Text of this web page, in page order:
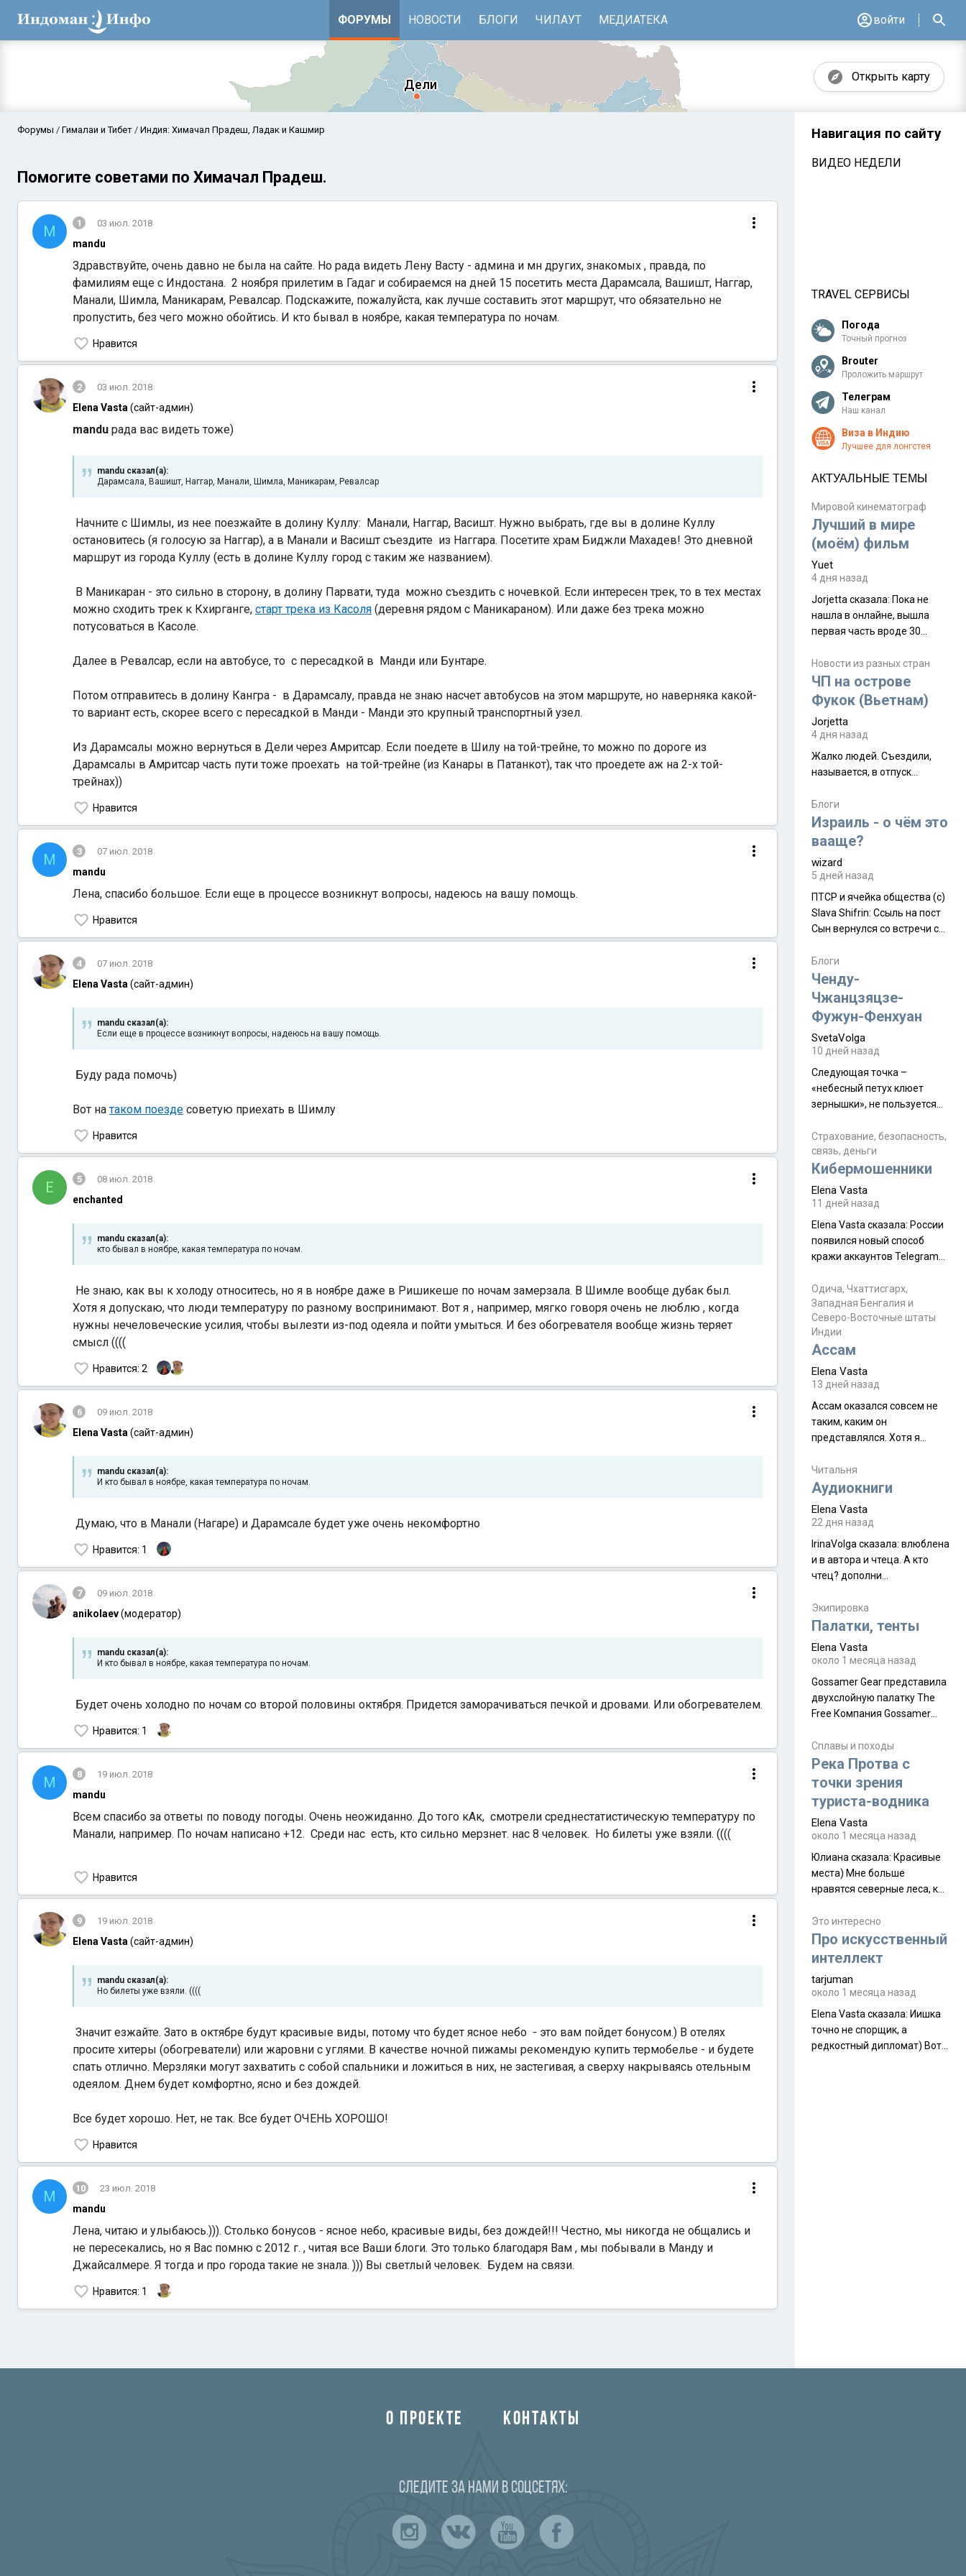
ФОРУМЫ НОВОСТИ БЛОГИ ЧИЛАУТ МЕДИАТЕКА войти
Открыть карту
Аравийское море Бенгальский залив
Форумы Гималаи и Тибет Индия: Химачал Прадеш, Ладак и Кашмир
Помогите советами по Химачал Прадеш.
M 1 03 июл. 2018
mandu
Здравствуйте, очень давно не была на сайте. Но рада видеть Лену Васту - админа и мн других, знакомых , правда, по
фамилиям еще с Индостана. 2 ноября прилетим в Гадаг и собираемся на дней 15 посетить места Дарамсала, Вашишт, Наггар,
Манали, Шимла, Маникарам, Ревалсар. Подскажите, пожалуйста, как лучше составить этот маршрут, что обязательно не
пропустить, без чего можно обойтись. И кто бывал в ноябре, какая температура по ночам.
Нравится
2 03 июл. 2018
Elena Vasta (сайт-админ)
mandu рада вас видеть тоже)
mandu сказал(а):
Дарамсала, Вашишт, Наггар, Манали, Шимла, Маникарам, Ревалсар
Начните с Шимлы, из нее поезжайте в долину Куллу: Манали, Наггар, Васишт. Нужно выбрать, где вы в долине Куллу
остановитесь (я голосую за Наггар), а в Манали и Васишт съездите из Наггара. Посетите храм Биджли Махадев! Это дневной
маршрут из города Куллу (есть в долине Куллу город с таким же названием).
В Маникаран - это сильно в сторону, в долину Парвати, туда можно съездить с ночевкой. Если интересен трек, то в тех местах
можно сходить трек к Кхирганге, старт трека из Касоля (деревня рядом с Маникараном). Или даже без трека можно
потусоваться в Касоле.
Далее в Ревалсар, если на автобусе, то с пересадкой в Манди или Бунтаре.
Потом отправитесь в долину Кангра - в Дарамсалу, правда не знаю насчет автобусов на этом маршруте, но наверняка какой-
то вариант есть, скорее всего с пересадкой в Манди - Манди это крупный транспортный узел.
Из Дарамсалы можно вернуться в Дели через Амритсар. Если поедете в Шилу на той-трейне, то можно по дороге из
Дарамсалы в Амритсар часть пути тоже проехать на той-трейне (из Канары в Патанкот), так что проедете аж на 2-х той-
трейнах))
Нравится
M 3 07 июл. 2018
mandu
Лена, спасибо большое. Если еще в процессе возникнут вопросы, надеюсь на вашу помощь.
Нравится
4 07 июл. 2018
Elena Vasta (сайт-админ)
mandu сказал(а):
Если еще в процессе возникнут вопросы, надеюсь на вашу помощь.
Буду рада помочь)
Вот натаком поезде советую приехать в Шимлу
Нравится
E 5 08 июл. 2018
enchanted
mandu сказал(а):
кто бывал в ноябре, какая температура по ночам.
Не знаю, как вы к холоду относитесь, но я в ноябре даже в Ришикеше по ночам замерзала. В Шимле вообще дубак был.
Хотя я допускаю, что люди температуру по разному воспринимают. Вот я , например, мягко говоря очень не люблю , когда
нужны нечеловеческие усилия, чтобы вылезти из-под одеяла и пойти умыться. И без обогревателя вообще жизнь теряет
смысл ((((
Нравится: 2
6 09 июл. 2018
Elena Vasta (сайт-админ)
mandu сказал(а):
И кто бывал в ноябре, какая температура по ночам.
Думаю, что в Манали (Нагаре) и Дарамсале будет уже очень некомфортно
Нравится: 1
7 09 июл. 2018
anikolaev(модератор)
mandu сказал(а):
И кто бывал в ноябре, какая температура по ночам.
Будет очень холодно по ночам со второй половины октября. Придется заморачиваться печкой и дровами. Или обогревателем.
Нравится: 1
M 8 19 июл. 2018
mandu
Всем спасибо за ответы по поводу погоды. Очень неожиданно. До того кАк, смотрели среднестатистическую температуру по
Манали, например. По ночам написано +12. Среди нас есть, кто сильно мерзнет. нас 8 человек. Но билеты уже взяли. ((((
Нравится
9 19 июл. 2018
Elena Vasta (сайт-админ)
mandu сказал(а):
Но билеты уже взяли. ((((
Значит езжайте. Зато в октябре будут красивые виды, потому что будет ясное небо - это вам пойдет бонусом.) В отелях
просите хитеры (обогреватели) или жаровни с углями. В качестве ночной пижамы рекомендую купить термобелье - и будете
спать отлично. Мерзляки могут захватить с собой спальники и ложиться в них, не застегивая, а сверху накрываясь отельным
одеялом. Днем будет комфортно, ясно и без дождей.
Все будет хорошо. Нет, не так. Все будет ОЧЕНЬ ХОРОШО!
Нравится
M 10 23 июл. 2018
mandu
Лена, читаю и улыбаюсь.))). Столько бонусов - ясное небо, красивые виды, без дождей!!! Честно, мы никогда не общались и
не пересекались, но я Вас помню с 2012 г. , читая все Ваши блоги. Это только благодаря Вам , мы побывали в Манду и
Джайсалмере. Я тогда и про города такие не знала. ))) Вы светлый человек. Будем на связи.
Нравится: 1
Навигация по сайту
ВИДЕО НЕДЕЛИ
TRAVEL СЕРВИСЫ
Погода
Точный прогноз
Brouter
Проложить маршрут
Телеграм
Наш канал
Виза в Индию
Лучшее для лонгстея
АКТУАЛЬНЫЕ ТЕМЫ
Мировой кинематограф
Лучший в мире
(моём) фильм
Yuet
4 дня назад
Jorjetta сказалa: Пока не
нашла в онлайне, вышла
первая часть вроде 30
Дивали 8 ноября.
Новости из разных стран
ЧП на острове
Фукок (Вьетнам)
Jorjetta
4 дня назад
Жалко людей. Съездили,
называется, в отпуск...
Блоги
Израиль - о чём это
вааще?
wizard
5 дней назад
ПТСР и ячейка общества (с)
Slava Shifrin: Ссыль на пост
Сын вернулся со встречи с
уже, как демобилизовались,
а продолжают встречаться
почти каждую неделю) и с
порога сообщил: "Эйтан
разводится!" Эйтан -
мальчик из религиозной
семьи, из тех, кого называют
"вязаные кипы". С 2022-го
Блоги
Ченду-
Чжанцзяцзе-
Фужун-Фенхуан
SvetaVolga
10 дней назад
Следующая точка –
«небесный петух клюет
зернышки», не пользуется
заслужено, и чтобы попасть
на начало тропы показали
водителю карту, иначе
Пошли туда, потому что я
отзывов. По мне – сплошная
физуха, долгий спуск, потом
подъем по этому же пути.
Пока
Страхование, безопасность,
связь, деньги
Кибермошенники
Elena Vasta
11 дней назад
Elena Vasta сказалa: России
появился новый способ
кражи аккаунтов Telegram
Прочитайте! У моих двух
знакомых вот так увели
аккаунты
Одича, Чхаттисгарх,
Западная Бенгалия и
Северо-Восточные штаты
Индии
Ассам
Elena Vasta
13 дней назад
Ассам оказался совсем не
таким, каким он
представлялся. Хотя я
краешек, но все же схватила
ауру штата, как-то он меня
природа, мягкие
такая как бы переходная
ступень между привычной
нам Индией и остальными
надеюсь увидеть.
Читальня
Аудиокниги
Elena Vasta
22 дня назад
IrinaVolga сказалa: влюблена
и в автора и чтеца. А кто
чтец? дополни
Экипировка
Палатки, тенты
Elena Vasta
около 1 месяца назад
Gossamer Gear представила
двухслойную палатку The
Free Компания Gossamer
туристическую палатку The
Free, которая стала первой
ультралегкой моделью в
ассортименте
производителя. Новинка
получила двухслойную
конструкцию с отдельным
внешним тентом и сетчатой
внутренней палаткой, а ее
комплектации составляет
около 845 г. Палатка весит
менее
Сплавы и походы
Река Протва с
точки зрения
туриста-водника
Elena Vasta
около 1 месяца назад
Юлиана сказалa: Красивые
места) Мне больше
нравятся северные леса, как
южной тайги
Это интересно
Про искусственный
интеллект
tarjuman
около 1 месяца назад
Elena Vasta сказалa: Иишка
точно не спорщик, а
редкостный дипломат) Вот,
О ПРОЕКТЕ КОНТАКТЫ
Следите за нами в соцсетях: